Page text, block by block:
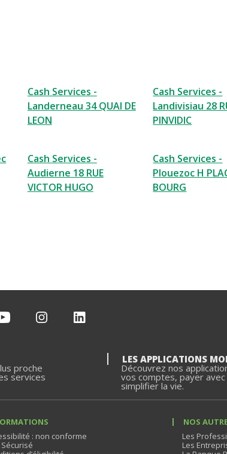
Cash Services -
Landerneau 34 QUAI DE
LEON
Cash Services -
Landivisiau 28
PINVIDIC
Cash Services -
Audierne 18 RUE
VICTOR HUGO
Cash Services -
Plouezoc H
BOURG
proche
services
LES APPLICATIONS
Découvrez nos
vos comptes, payer
simplifier la vie.
: non conforme
NOS
Les
Les